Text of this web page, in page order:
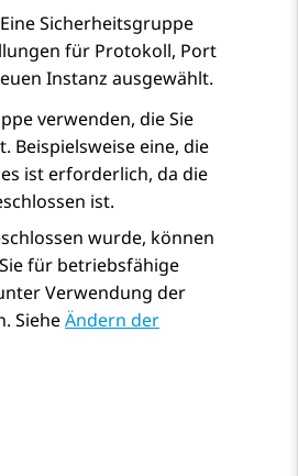
Sicherheitsgruppe
für Protokoll, Port
Instanz ausgewählt.
verwenden, die Sie
eine, die
ist erforderlich, da die
ist.
wurde, können
für betriebsfähige
Verwendung der
SieheÄndern der